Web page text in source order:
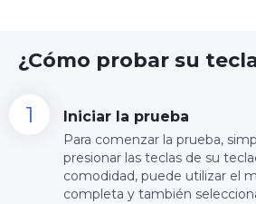
¿Cómo probar su
Iniciar la prueba
Para comenzar la prueba,
presionar las teclas de su
comodidad, puede utilizar el
completa y también